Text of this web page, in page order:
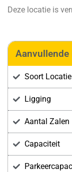
Deze locatie is
Soort Locatie
Ligging
Aantal Zalen
Capaciteit